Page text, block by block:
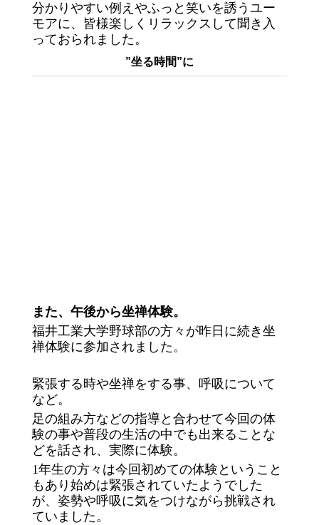
分かりやすい例えやふっと笑いを誘うユー
モアに、皆様楽しくリラックスして聞き入
っておられました。
”坐る時間”に
また、午後から坐禅体験。
福井工業大学野球部の方々が昨日に続き坐
禅体験に参加されました。
緊張する時や坐禅をする事、呼吸について
など。
足の組み方などの指導と合わせて今回の体
験の事や普段の生活の中でも出来ることな
どを話され、実際に体験。
1年生の方々は今回初めての体験ということ
もあり始めは緊張されていたようでした
が、姿勢や呼吸に気をつけながら挑戦され
ていました。